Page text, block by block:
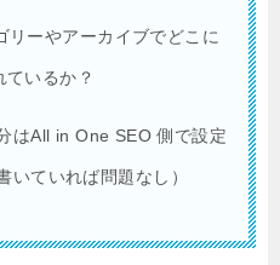
リーやアーカイブでどこに
いるか？
はAll in One SEO 側で設定
いていれば問題なし）